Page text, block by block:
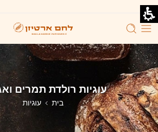
עוגיות רולדת תמרים
בית עוגיות